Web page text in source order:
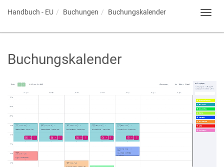
Handbuch - EU Buchungen Buchungskalender
Buchungskalender